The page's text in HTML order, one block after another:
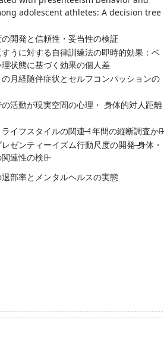
adolescent athletes: A decision tree
開発と信頼性・妥当性の検証
うに対する自律訓練法の即時的効果：ベ
状態に基づく効果の個人差
月経随伴症状とセルフコンパッションの
活動が現実空間の心理・ 身体的対人距離
イフスタイルの関連 ̶1年間の縦断調査から̶
ゼンティーイズム⾏動尺度の開発 ̶⾝体・
連性の検討̶
部率とメンタルヘルスの実態